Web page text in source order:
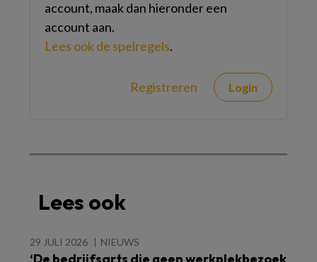
account, maak dan hieronder een
account aan.
Lees ook de spelregels.
Registreren Login
Lees ook
29 JULI 2026 NIEUWS